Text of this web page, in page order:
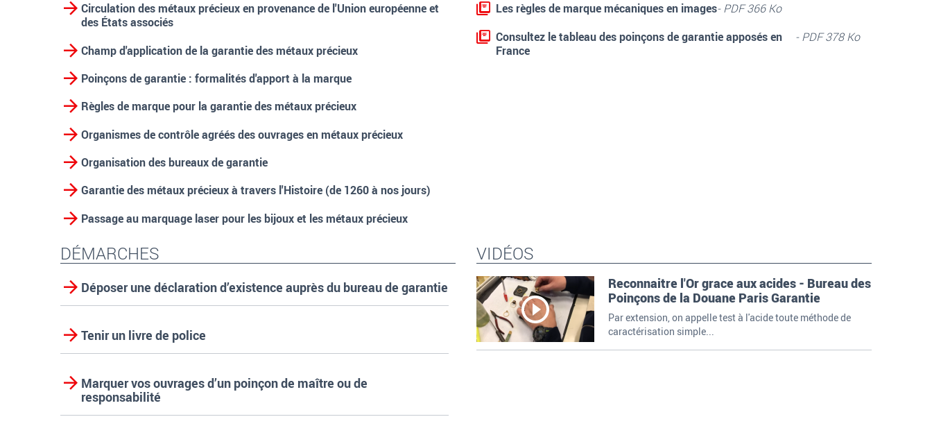
Circulation des métaux précieux en provenance de l'Union européenne et
des États associés
Champ d'application de la garantie des métaux précieux
Poinçons de garantie : formalités d'apport à la marque
Règles de marque pour la garantie des métaux précieux
Organismes de contrôle agréés des ouvrages en métaux précieux
Organisation des bureaux de garantie
Garantie des métaux précieux à travers l'Histoire (de 1260 à nos jours)
Passage au marquage laser pour les bijoux et les métaux précieux
Les règles de marque mécaniques en images- PDF 366 Ko
Consultez le tableau des poinçons de garantie apposés en
France
- PDF 378 Ko
DÉMARCHES
Déposer une déclaration d’existence auprès du bureau de garantie
Tenir un livre de police
Marquer vos ouvrages d’un poinçon de maître ou de
responsabilité
VIDÉOS
Reconnaitre l'Or grace aux acides - Bureau des
Poinçons de la Douane Paris Garantie
Par extension, on appelle test à l'acide toute méthode de
caractérisation simple...